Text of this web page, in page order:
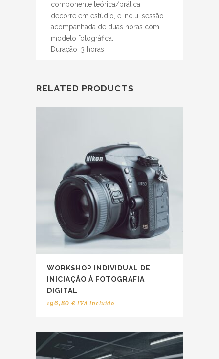
componente teórica/prática,
decorre em estúdio, e inclui sessão
acompanhada de duas horas com
modelo fotográfica.
Duração: 3 horas
RELATED PRODUCTS
WORKSHOP INDIVIDUAL DE
INICIAÇÃO À FOTOGRAFIA
DIGITAL
196,80 € IVA Incluido